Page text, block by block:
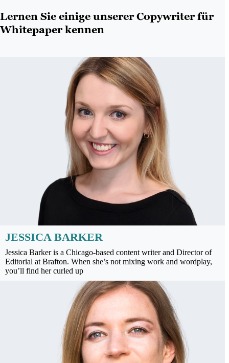
Lernen Sie einige unserer Copywriter für
Whitepaper kennen
JESSICA BARKER
Jessica Barker is a Chicago-based content writer and Director of
Editorial at Brafton. When she’s not mixing work and wordplay,
you’ll find her curled up